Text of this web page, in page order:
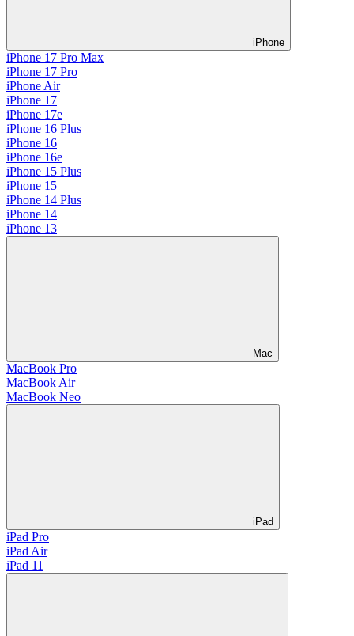
iPhone
iPhone 17 Pro Max
iPhone 17 Pro
iPhone Air
iPhone 17
iPhone 17e
iPhone 16 Plus
iPhone 16
iPhone 16e
iPhone 15 Plus
iPhone 15
iPhone 14 Plus
iPhone 14
iPhone 13
Mac
MacBook Pro
MacBook Air
MacBook Neo
iPad
iPad Pro
iPad Air
iPad 11